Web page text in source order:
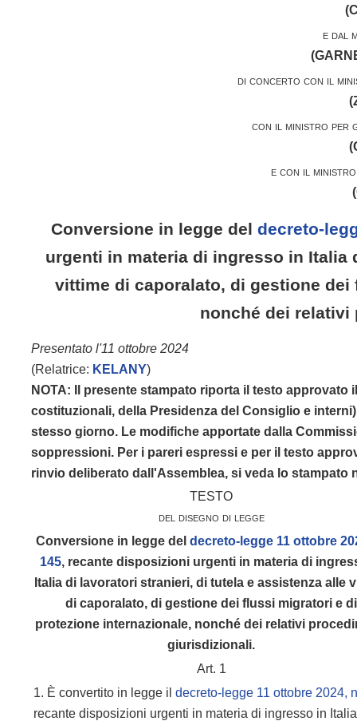
(
e dal
(
di concerto con il
(
con il ministro per
(
e con il
(
Conversione in legge del decreto-
urgenti in materia di ingresso in
vittime di caporalato, di gestione
nonché dei
Presentato l'11 ottobre 2024
(Relatrice: KELANY)
NOTA: Il presente stampato riporta il testo
costituzionali, della Presidenza del Consiglio e
stesso giorno. Le modifiche apportate dalla
soppressioni. Per i pareri espressi e per il testo
rinvio deliberato dall'Assemblea, si veda lo stampato
TESTO
del disegno di legge
Conversione in legge del decreto-legge 11 ottobre
145, recante disposizioni urgenti in materia di
Italia di lavoratori stranieri, di tutela e assistenza alle
di caporalato, di gestione dei flussi migratori e di
protezione internazionale, nonché dei relativi
giurisdizionali.
Art. 1
1. È convertito in legge ildecreto-legge 11 ottobre 2024,
recante disposizioni urgenti in materia di ingresso in